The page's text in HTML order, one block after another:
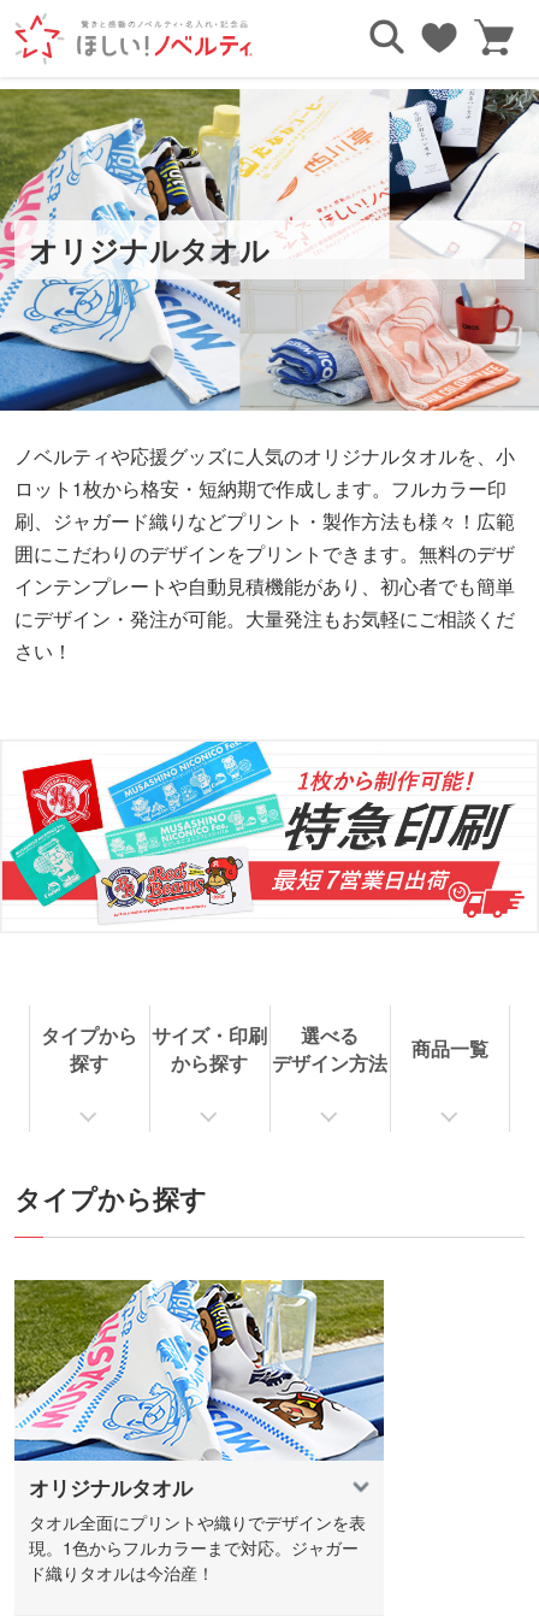
TOP オリジナルタオル
オリジナルタオル
ノベルティや応援グッズに人気のオリジナルタオルを、小
ロット1枚から格安・短納期で作成します。フルカラー印
刷、ジャガード織りなどプリント・製作方法も様々！広範
囲にこだわりのデザインをプリントできます。無料のデザ
インテンプレートや自動見積機能があり、初心者でも簡単
にデザイン・発注が可能。大量発注もお気軽にご相談くだ
さい！
タイプから
探す
サイズ・印刷
から探す
選べる
デザイン方法
商品一覧
タイプから探す
オリジナルタオル
タオル全面にプリントや織りでデザインを表
現。1色からフルカラーまで対応。ジャガー
ド織りタオルは今治産！